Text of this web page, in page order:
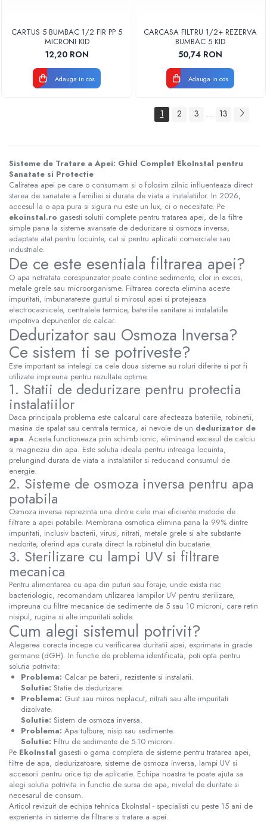
CARTUS 5 BUMBAC 1/2 FIR PP 5
MICRONI KID
12,20 RON
Adauga in cos
CARCASA FILTRU 1/2+ REZERVA
BUMBAC 5 KID
50,74 RON
Adauga in cos
1 2 3 ... 13
Sisteme de Tratare a Apei: Ghid Complet EkoInstal pentru
Sanatate si Protectie
Calitatea apei pe care o consumam si o folosim zilnic influenteaza direct
starea de sanatate a familiei si durata de viata a instalatiilor. In 2026,
accesul la o apa pura si sigura nu este un lux, ci o necesitate. Pe
ekoinstal.ro gasesti solutii complete pentru tratarea apei, de la filtre
simple pana la sisteme avansate de dedurizare si osmoza inversa,
adaptate atat pentru locuinte, cat si pentru aplicatii comerciale sau
industriale.
De ce este esentiala filtrarea apei?
O apa netratata corespunzator poate contine sedimente, clor in exces,
metale grele sau microorganisme. Filtrarea corecta elimina aceste
impuritati, imbunatateste gustul si mirosul apei si protejeaza
electrocasnicele, centralele termice, bateriile sanitare si instalatiile
impotriva depunerilor de calcar.
Dedurizator sau Osmoza Inversa?
Ce sistem ti se potriveste?
Este important sa intelegi ca cele doua sisteme au roluri diferite si pot fi
utilizate impreuna pentru rezultate optime.
1. Statii de dedurizare pentru protectia
instalatiilor
Daca principala problema este calcarul care afecteaza bateriile, robinetii,
masina de spalat sau centrala termica, ai nevoie de un dedurizator de
apa. Acesta functioneaza prin schimb ionic, eliminand excesul de calciu
si magneziu din apa. Este solutia ideala pentru intreaga locuinta,
prelungind durata de viata a instalatiilor si reducand consumul de
energie.
2. Sisteme de osmoza inversa pentru apa
potabila
Osmoza inversa reprezinta una dintre cele mai eficiente metode de
filtrare a apei potabile. Membrana osmotica elimina pana la 99% dintre
impuritati, inclusiv bacterii, virusi, nitrati, metale grele si alte substante
nedorite, oferind apa curata direct la robinetul din bucatarie.
3. Sterilizare cu lampi UV si filtrare
mecanica
Pentru alimentarea cu apa din puturi sau foraje, unde exista risc
bacteriologic, recomandam utilizarea lampilor UV pentru sterilizare,
impreuna cu filtre mecanice de sedimente de 5 sau 10 microni, care retin
nisipul, rugina si alte impuritati solide.
Cum alegi sistemul potrivit?
Alegerea corecta incepe cu verificarea duritatii apei, exprimata in grade
germane (dGH). In functie de problema identificata, poti opta pentru
solutia potrivita:
Problema: Calcar pe baterii, rezistente si instalatii.
Solutie: Statie de dedurizare.
Problema: Gust sau miros neplacut, nitrati sau alte impuritati
dizolvate.
Solutie: Sistem de osmoza inversa.
Problema: Apa tulbure, nisip sau sedimente.
Solutie: Filtru de sedimente de 5-10 microni.
Pe EkoInstal gasesti o gama completa de sisteme pentru tratarea apei,
filtre de apa, dedurizatoare, sisteme de osmoza inversa, lampi UV si
accesorii pentru orice tip de aplicatie. Echipa noastra te poate ajuta sa
alegi solutia potrivita in functie de sursa de apa, nivelul de duritate si
necesarul de consum.
Articol revizuit de echipa tehnica EkoInstal - specialisti cu peste 15 ani de
experienta in sisteme de filtrare si tratare a apei.